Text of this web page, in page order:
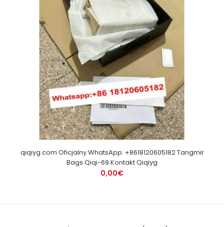
qiqiyg.com Oficjalny WhatsApp: +8618120605182 Tangmir
Bags Qiqi-69 Kontakt Qiqiyg
0,00€